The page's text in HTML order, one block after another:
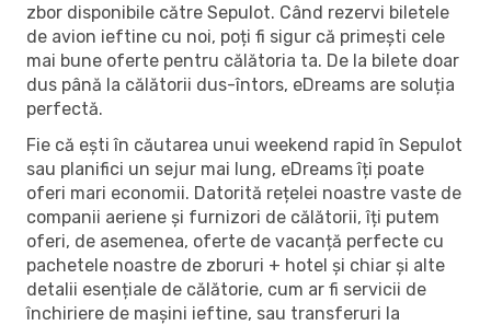
zbor disponibile către Sepulot. Când rezervi biletele
de avion ieftine cu noi, poți fi sigur că primești cele
mai bune oferte pentru călătoria ta. De la bilete doar
dus până la călătorii dus-întors, eDreams are soluția
perfectă.
Fie că ești în căutarea unui weekend rapid în Sepulot
sau planifici un sejur mai lung, eDreams îți poate
oferi mari economii. Datorită rețelei noastre vaste de
companii aeriene și furnizori de călătorii, îți putem
oferi, de asemenea, oferte de vacanță perfecte cu
pachetele noastre de zboruri + hotel și chiar și alte
detalii esențiale de călătorie, cum ar fi servicii de
închiriere de mașini ieftine, sau transferuri la